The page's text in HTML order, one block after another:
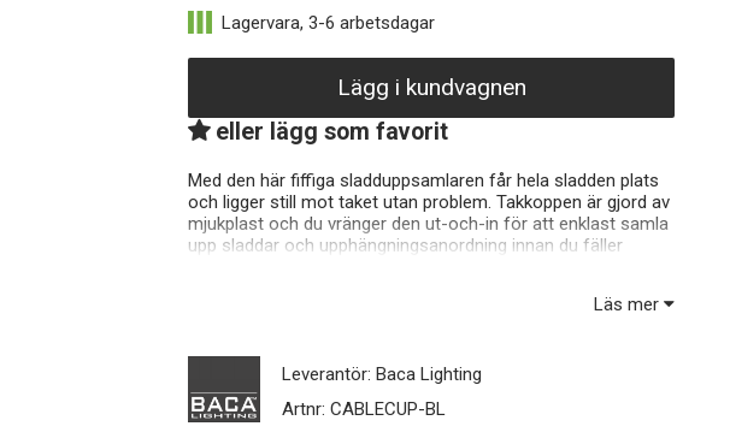
Lägg i kundvagnen
eller lägg som favorit
Med den här fiffiga sladduppsamlaren får hela sladden plats
och ligger still mot taket utan problem. Takkoppen är gjord av
mjukplast och du vränger den ut-och-in för att enklast samla
upp sladdar och upphängningsanordning innan du fäller
mot andra lampkoppar sitter Cable Cup perfekt även iLäs mer
Leverantör:Baca Lighting
Artnr:CABLECUP-BL